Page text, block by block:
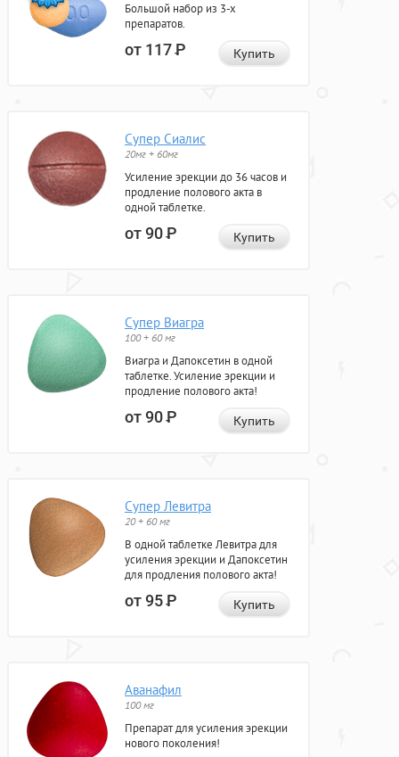
Большой набор из 3-х
препаратов.
от 117Р Купить
Супер Сиалис
20мг + 60мг
Усиление эрекции до 36 часов и
продление полового акта в
одной таблетке.
от 90Р Купить
Супер Виагра
100 + 60 мг
Виагра и Дапоксетин в одной
таблетке. Усиление эрекции и
продление полового акта!
от 90Р Купить
Супер Левитра
20 + 60 мг
В одной таблетке Левитра для
усиления эрекции и Дапоксетин
для продления полового акта!
от 95Р Купить
Аванафил
100 мг
Препарат для усиления эрекции
нового поколения!